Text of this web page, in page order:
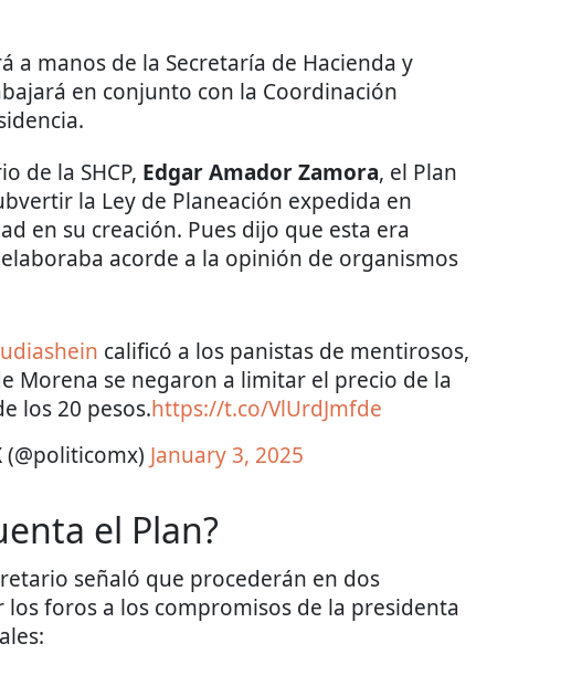
a manos de la Secretaría de Hacienda y
en conjunto con la Coordinación
de la SHCP, Edgar Amador Zamora, el Plan
la Ley de Planeación expedida en
en su creación. Pues dijo que esta era
acorde a la opinión de organismos
calificó a los panistas de mentirosos,
Morena se negaron a limitar el precio de la
los 20 pesos.https://t.co/VlUrdJmfde
January 3, 2025
el Plan?
señaló que procederán en dos
foros a los compromisos de la presidenta